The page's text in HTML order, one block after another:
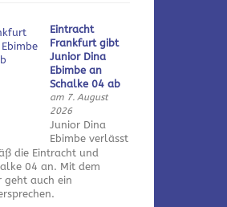
Eintracht
Frankfurt gibt
Junior Dina
Ebimbe an
Schalke 04 ab
am 7. August
2026
Junior Dina
Ebimbe verlässt
die Eintracht und
04 an. Mit dem
auch ein